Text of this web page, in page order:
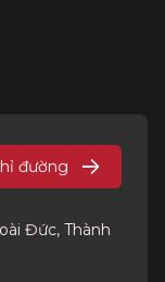
đường
Đức, Thành